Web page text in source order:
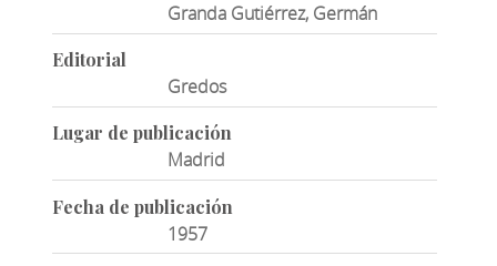
Granda Gutiérrez, Germán
Editorial
Gredos
Lugar de publicación
Madrid
Fecha de publicación
1957